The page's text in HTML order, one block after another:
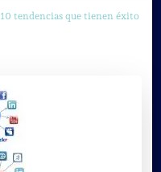
10 tendencias que tienen éxito